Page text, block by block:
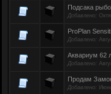
Подсака
Добавлено:
ProPlan
Добавлено:
Аквариум 62
Добавлено:
Продам
Добавлено: